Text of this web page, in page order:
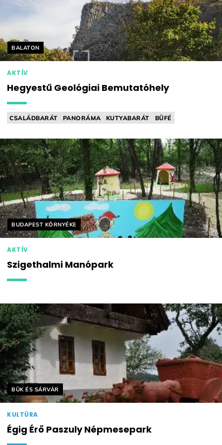
Helyszín címkék:
BALATON
AKTÍV
Hegyestű Geológiai Bemutatóhely
CSALÁDBARÁT PANORÁMA KUTYABARÁT
BÜFÉ
Helyszín címkék:
BUDAPEST KÖRNYÉKE
AKTÍV
Szigethalmi Manópark
Helyszín címkék:
BÜK ÉS SÁRVÁR
KULTÚRA
Égig Érő Paszuly Népmesepark